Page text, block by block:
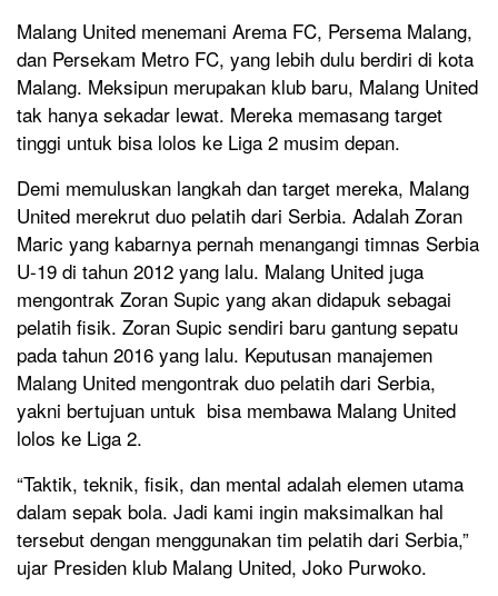
Malang United menemani Arema FC, Persema Malang,
dan Persekam Metro FC, yang lebih dulu berdiri di kota
Malang. Meksipun merupakan klub baru, Malang United
tak hanya sekadar lewat. Mereka memasang target
tinggi untuk bisa lolos ke Liga 2 musim depan.
Demi memuluskan langkah dan target mereka, Malang
United merekrut duo pelatih dari Serbia. Adalah Zoran
Maric yang kabarnya pernah menangangi timnas Serbia
U-19 di tahun 2012 yang lalu. Malang United juga
mengontrak Zoran Supic yang akan didapuk sebagai
pelatih fisik. Zoran Supic sendiri baru gantung sepatu
pada tahun 2016 yang lalu. Keputusan manajemen
Malang United mengontrak duo pelatih dari Serbia,
yakni bertujuan untuk bisa membawa Malang United
lolos ke Liga 2.
“Taktik, teknik, fisik, dan mental adalah elemen utama
dalam sepak bola. Jadi kami ingin maksimalkan hal
tersebut dengan menggunakan tim pelatih dari Serbia,”
ujar Presiden klub Malang United, Joko Purwoko.